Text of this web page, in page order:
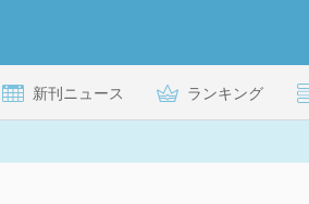
新刊ニュース ランキング